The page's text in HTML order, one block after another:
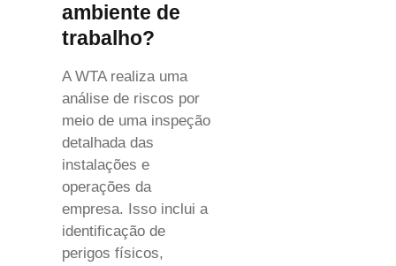
ambiente de
trabalho?
A WTA realiza uma
análise de riscos por
meio de uma inspeção
detalhada das
instalações e
operações da
empresa. Isso inclui a
identificação de
perigos físicos,